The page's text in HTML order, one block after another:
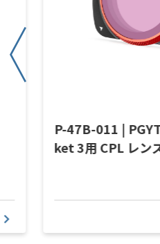
P-47B-011 |
ket 3用 CPL レン